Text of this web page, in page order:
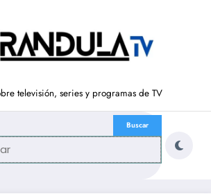
televisión, series y programas de TV